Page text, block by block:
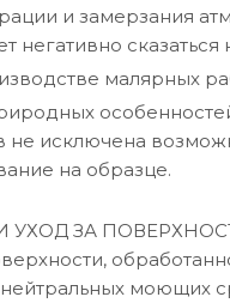
и замерзания
негативно
малярных
не исключена
на образце.
УХОД ЗА
моющих